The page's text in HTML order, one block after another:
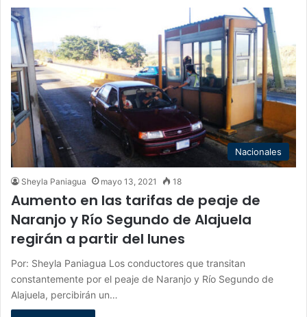
Nacionales
Sheyla Paniagua mayo 13, 2021 18
Aumento en las tarifas de peaje de
Naranjo y Río Segundo de Alajuela
regirán a partir del lunes
Por: Sheyla Paniagua Los conductores que transitan
constantemente por el peaje de Naranjo y Río Segundo de
Alajuela, percibirán un…